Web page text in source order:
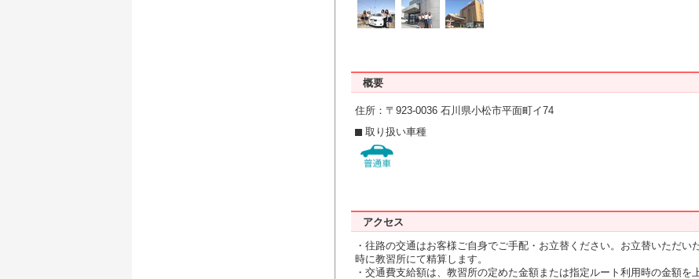
概要
住所：〒923-0036 石川県小松市平面町イ74
取り扱い車種
アクセス
・往路の交通はお客様ご自身でご手配・お立替ください。お立替いただ
時に教習所にて精算します。
・交通費支給額は、教習所の定めた金額または指定ルート利用時の金額